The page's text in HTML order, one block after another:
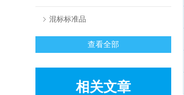
混标标准品
查看全部
相关文章